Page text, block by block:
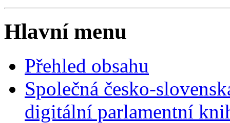
Hlavní menu
Přehled obsahu
Společná česko-
digitální parlamentní